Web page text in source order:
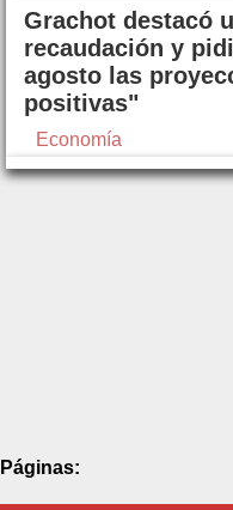
Grachot destacó
recaudación y
agosto las
positivas"
Economía
Páginas: